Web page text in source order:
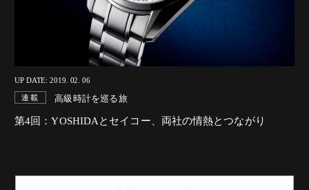
UP DATE: 2019. 02. 06
連載 高級時計を巡る旅
第4回：YOSHIDAとセイコー、両社の情熱とつながり